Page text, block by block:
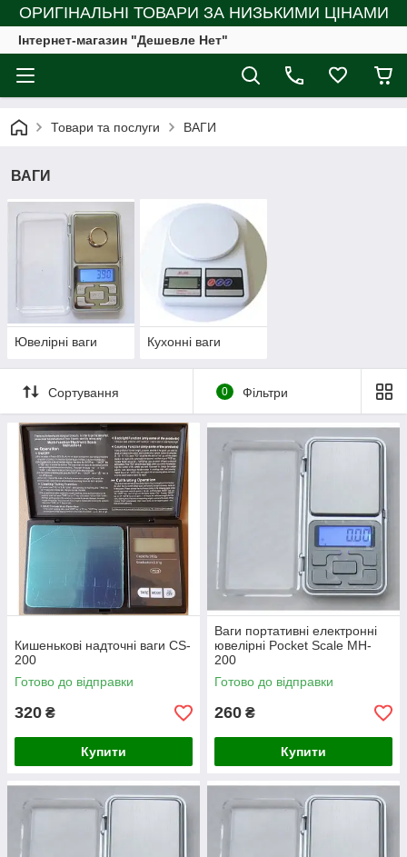
ОРИГІНАЛЬНІ ТОВАРИ ЗА НИЗЬКИМИ ЦІНАМИ
Інтернет-магазин "Дешевле Нет"
Товари та послуги ВАГИ
ВАГИ
Ювелірні ваги Кухонні ваги
Сортування 0 Фільтри
Кишенькові надточні ваги CS-
200
Готово до відправки
320 ₴
Купити
Ваги портативні електронні
ювелірні Pocket Scale MH-
200
Готово до відправки
260 ₴
Купити